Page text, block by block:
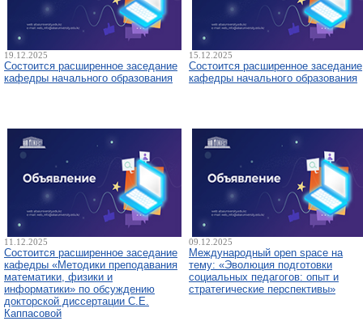
19.12.2025
Состоится расширенное заседание
кафедры начального образования
15.12.2025
Состоится расширенное заседание
кафедры начального образования
11.12.2025
Состоится расширенное заседание
кафедры «Методики преподавания
математики, физики и
информатики» по обсуждению
докторской диссертации С.Е.
Каппасовой
09.12.2025
Международный open space на
тему: «Эволюция подготовки
социальных педагогов: опыт и
стратегические перспективы»